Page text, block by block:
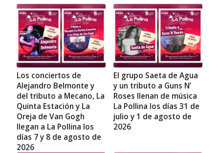
Los conciertos de
Alejandro Belmonte y
del tributo a Mecano, La
Quinta Estación y La
Oreja de Van Gogh
llegan a La Pollina los
días 7 y 8 de agosto de
2026
El grupo Saeta de Agua
y un tributo a Guns N’
Roses llenan de música
La Pollina los días 31 de
julio y 1 de agosto de
2026